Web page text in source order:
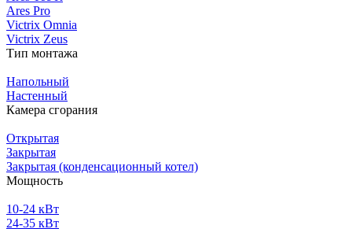
Ares Pro
Victrix Omnia
Victrix Zeus
Тип монтажа
Напольный
Настенный
Камера сгорания
Открытая
Закрытая
Закрытая (конденсационный котел)
Мощность
10-24 кВт
24-35 кВт